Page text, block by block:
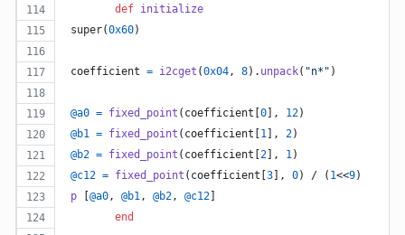
def initialize
super(0x60)
coefficient = i2cget (0x04, 8) . unpack( "n*" )
@a0 = fixed_point ( coefficient 0 , 12)
@b1 = fixed_point ( coefficient 1 , 2)
@b2 = fixed_point ( coefficient 2 , 1)
@c12 = fixed_point ( coefficient 3 , 0) / ( 1<<9)
p
@a0, @b1, @b2, @c12
end